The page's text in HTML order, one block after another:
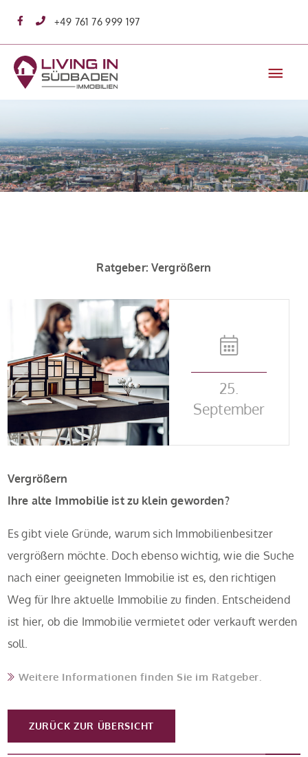
+49 761 76 999 197
Ratgeber: Vergrößern
25.
September
Vergrößern
Ihre alte Immobilie ist zu klein geworden?
Es gibt viele Gründe, warum sich Immobilienbesitzer
vergrößern möchte. Doch ebenso wichtig, wie die Suche
nach einer geeigneten Immobilie ist es, den richtigen
Weg für Ihre aktuelle Immobilie zu finden. Entscheidend
ist hier, ob die Immobilie vermietet oder verkauft werden
soll.
Weitere Informationen finden Sie im Ratgeber.
ZURÜCK ZUR ÜBERSICHT